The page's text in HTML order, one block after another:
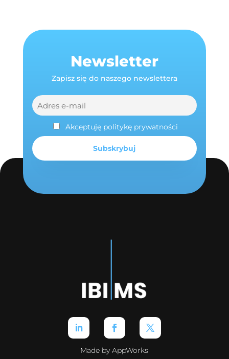
Newsletter
Zapisz się do naszego newslettera
Akceptuję politykę prywatności
Made by AppWorks